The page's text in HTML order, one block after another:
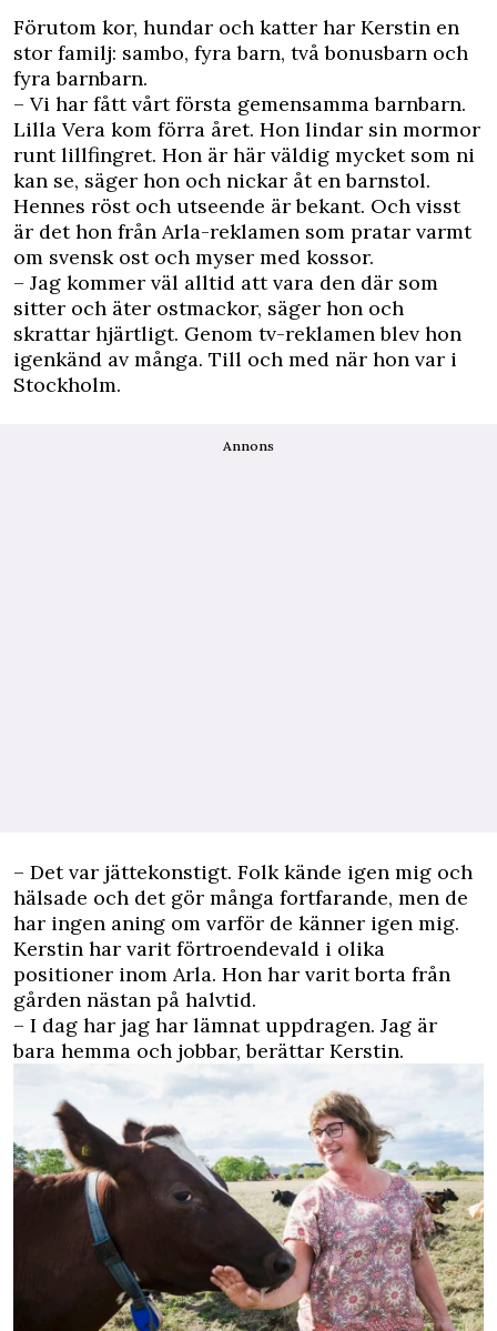
Förutom kor, hundar och katter har Kerstin en
stor familj: sambo, fyra barn, två bonusbarn och
fyra barnbarn.
– Vi har fått vårt första gemensamma barnbarn.
Lilla Vera kom förra året. Hon lindar sin mormor
runt lillfingret. Hon är här väldig mycket som ni
kan se, säger hon och nickar åt en barnstol.
Hennes röst och utseende är bekant. Och visst
är det hon från Arla-reklamen som pratar varmt
om svensk ost och myser med kossor.
– Jag kommer väl alltid att vara den där som
sitter och äter ostmackor, säger hon och
skrattar hjärtligt. Genom tv-reklamen blev hon
igenkänd av många. Till och med när hon var i
Stockholm.
Annons
– Det var jättekonstigt. Folk kände igen mig och
hälsade och det gör många fortfarande, men de
har ingen aning om varför de känner igen mig.
Kerstin har varit förtroendevald i olika
positioner inom Arla. Hon har varit borta från
gården nästan på halvtid.
– I dag har jag har lämnat uppdragen. Jag är
bara hemma och jobbar, berättar Kerstin.